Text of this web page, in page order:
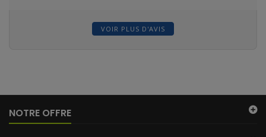
VOIR PLUS D'AVIS
NOTRE OFFRE